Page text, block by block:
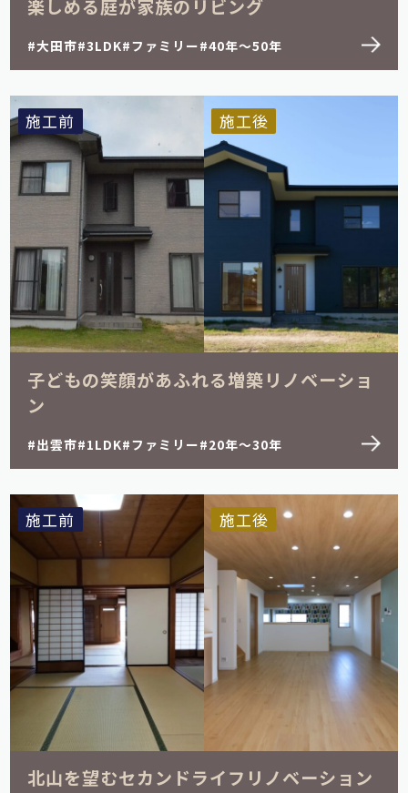
楽しめる庭が家族のリビング
大田市 3LDK ファミリー 40年～50年
施工前 施工後
子どもの笑顔があふれる増築リノベーショ
ン
出雲市 1LDK ファミリー 20年～30年
施工前 施工後
北山を望むセカンドライフリノベーション